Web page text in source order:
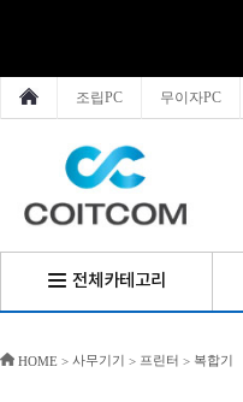
조립PC 무이자PC
전체카테고리
HOME > 사무기기 > 프린터 > 복합기